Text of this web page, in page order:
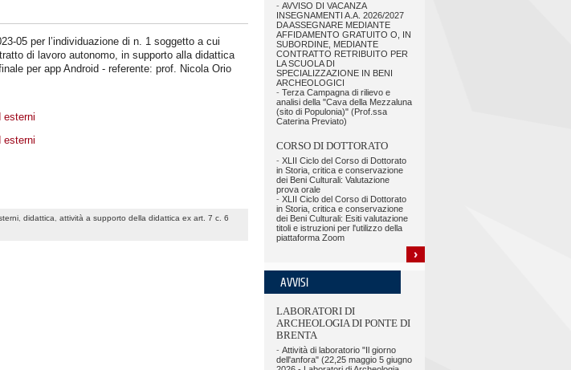
05 per l’individuazione di n. 1 soggetto a cui
di lavoro autonomo, in supporto alla didattica
per app Android - referente: prof. Nicola Orio
esterni
esterni
didattica
attività a supporto della didattica ex art. 7 c. 6
- AVVISO DI VACANZA
INSEGNAMENTI A.A. 2026/2027
DA ASSEGNARE MEDIANTE
AFFIDAMENTO GRATUITO O, IN
SUBORDINE, MEDIANTE
CONTRATTO RETRIBUITO PER
LA SCUOLA DI
SPECIALIZZAZIONE IN BENI
ARCHEOLOGICI
- Terza Campagna di rilievo e
analisi della "Cava della Mezzaluna
(sito di Populonia)" (Prof.ssa
Caterina Previato)
CORSO DI DOTTORATO
- XLII Ciclo del Corso di Dottorato
in Storia, critica e conservazione
dei Beni Culturali: Valutazione
prova orale
- XLII Ciclo del Corso di Dottorato
in Storia, critica e conservazione
dei Beni Culturali: Esiti valutazione
titoli e istruzioni per l'utilizzo della
piattaforma Zoom
AVVISI
LABORATORI DI
ARCHEOLOGIA DI PONTE DI
BRENTA
- Attività di laboratorio "Il giorno
dell'anfora" (22,25 maggio 5 giugno